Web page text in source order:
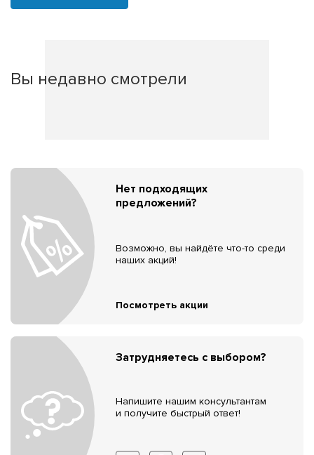
Вы недавно смотрели
Нет подходящих
предложений?
Возможно, вы найдёте что-то среди
наших акций!
Посмотреть акции
Затрудняетесь с выбором?
Напишите нашим консультантам
и получите быстрый ответ!